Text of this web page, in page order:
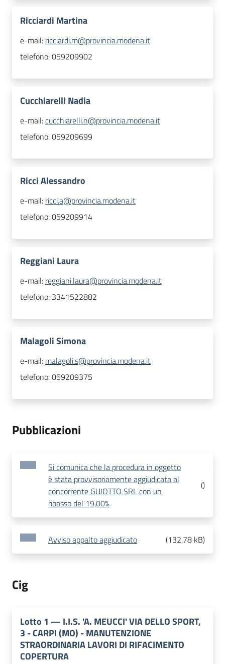
Ricciardi Martina
e-mail: ricciardi.m@provincia.modena.it
telefono:059209902
Cucchiarelli Nadia
e-mail:cucchiarelli.n@provincia.modena.it
telefono:059209699
Ricci Alessandro
e-mail: ricci.a@provincia.modena.it
telefono:059209914
Reggiani Laura
e-mail: reggiani.laura@provincia.modena.it
telefono: 3341522882
Malagoli Simona
e-mail: malagoli.s@provincia.modena.it
telefono:059209375
Pubblicazioni
Si comunica che la procedura in oggetto
è stata provvisoriamente aggiudicata al
concorrente GUIOTTO SRL con un
ribasso del 19,00%
()
Avviso appalto aggiudicato (132.78 kB)
Cig
Lotto 1 — I.I.S. 'A. MEUCCI' VIA DELLO SPORT,
3 - CARPI (MO) - MANUTENZIONE
STRAORDINARIA LAVORI DI RIFACIMENTO
COPERTURA